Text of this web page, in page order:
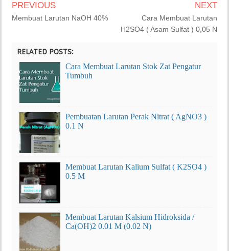
PREVIOUS
Membuat Larutan NaOH 40%
NEXT
Cara Membuat Larutan
H2SO4 ( Asam Sulfat ) 0,05 N
RELATED POSTS:
Cara Membuat Larutan Stok Zat Pengatur
Tumbuh
Pembuatan Larutan Perak Nitrat ( AgNO3 )
0.1 N
Membuat Larutan Kalium Sulfat ( K2SO4 )
0.5 M
Membuat Larutan Kalsium Hidroksida /
Ca(OH)2 0.01 M (0.02 N)